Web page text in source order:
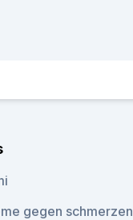
gegen schmerzen